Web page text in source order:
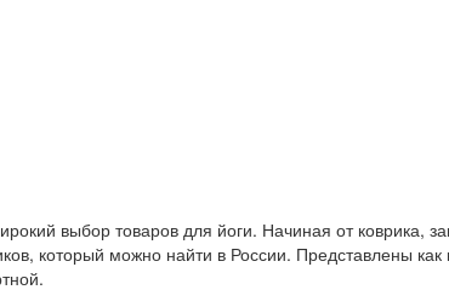
выбор товаров для йоги. Начиная от коврика,
который можно найти в России. Представлены